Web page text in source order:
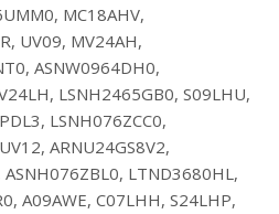
MC18AHV,
UV09, MV24AH,
ASNW0964DH0,
LSNH2465GB0, S09LHU,
LSNH076ZCC0,
ARNU24GS8V2,
LTND3680HL,
A09AWE, C07LHH, S24LHP,